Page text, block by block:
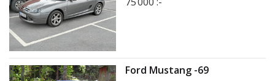
Ford Mustang -69